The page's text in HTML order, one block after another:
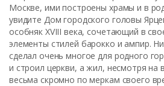
Москве, ими построены храмы и в
увидите Дом городского головы
особняк XVIII века, сочетающий в
элементы стилей барокко и ампир.
сделал очень многое для родного
и строил церкви, а жил, несмотря на
весьма скромно по меркам своего